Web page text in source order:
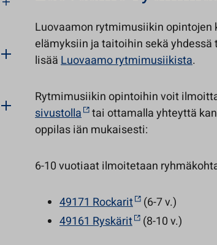
Luovaamon rytmimusiikin
elämyksiin ja taitoihin sekä
lisääLuovaamo rytmimusiikista.
Rytmimusiikin opintoihin voit
sivustolla
tai ottamalla yhteyttä
oppilas iän mukaisesti:
6-10 vuotiaat ilmoitetaan
49171 Rockarit
(6-7 v.)
49161 Ryskärit
(8-10 v.)